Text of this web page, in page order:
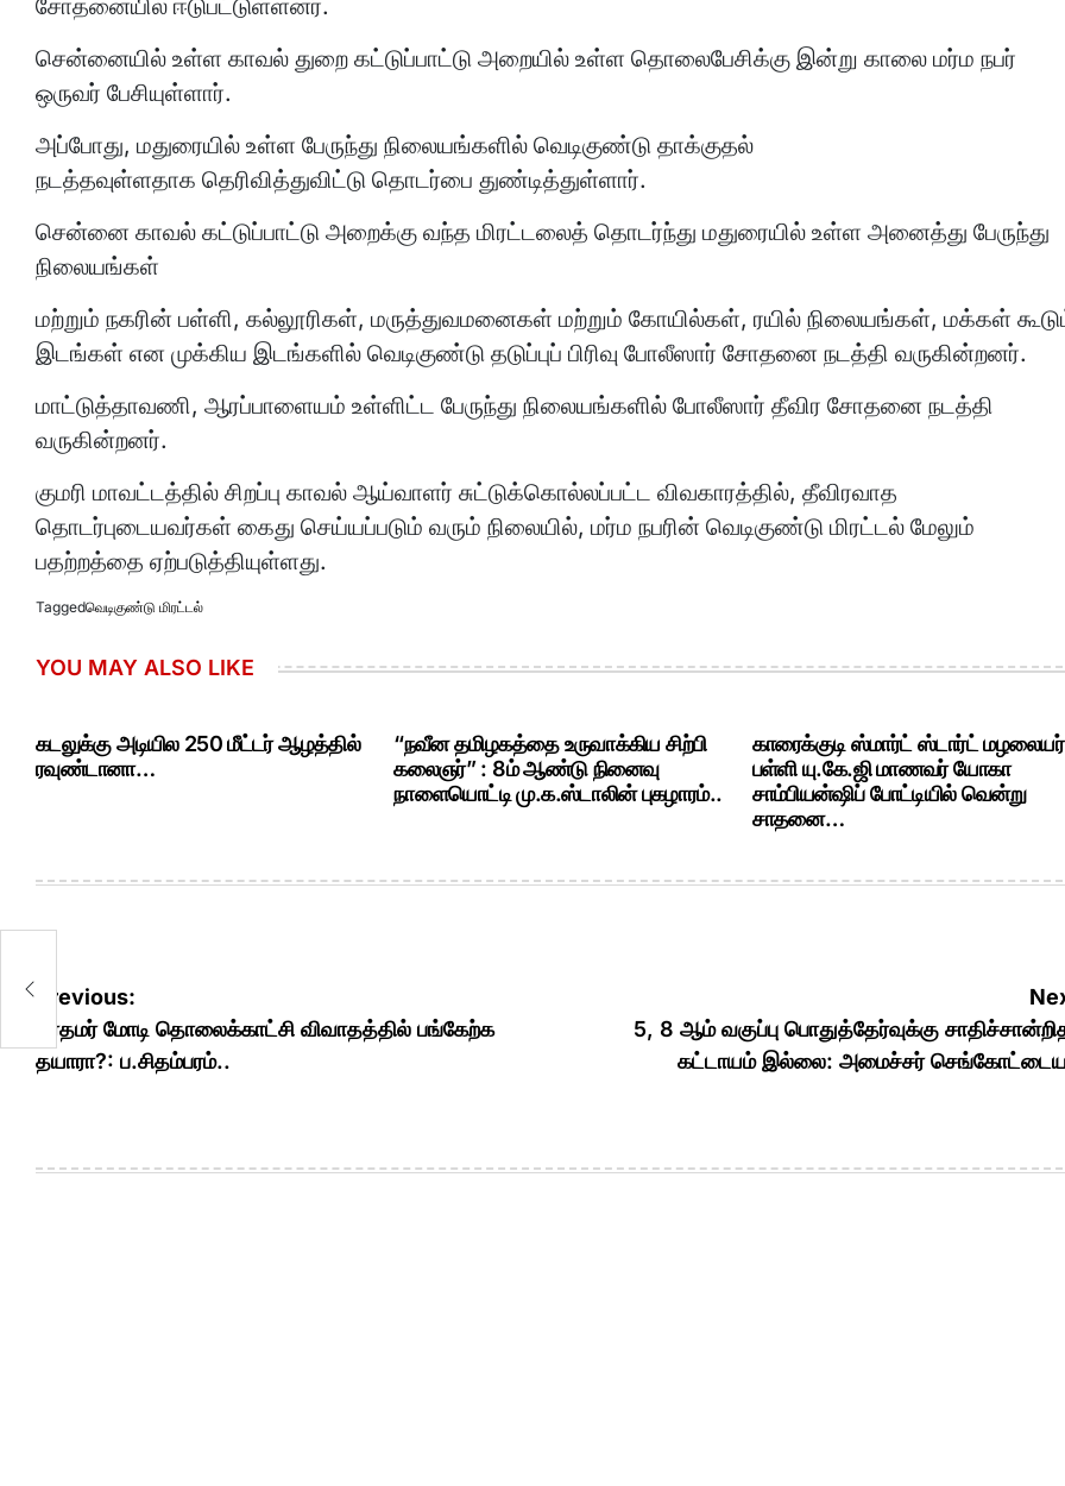
சோதனையில் ஈடுபட்டுள்ளனர்.
சென்னையில் உள்ள காவல் துறை கட்டுப்பாட்டு அறையில் உள்ள தொலைபேசிக்கு இன்று காலை மர்ம நபர்
ஒருவர் பேசியுள்ளார்.
அப்போது, மதுரையில் உள்ள பேருந்து நிலையங்களில் வெடிகுண்டு தாக்குதல்
நடத்தவுள்ளதாக தெரிவித்துவிட்டு தொடர்பை துண்டித்துள்ளார்.
சென்னை காவல் கட்டுப்பாட்டு அறைக்கு வந்த மிரட்டலைத் தொடர்ந்து மதுரையில் உள்ள அனைத்து பேருந்து
நிலையங்கள்
மற்றும் நகரின் பள்ளி, கல்லூரிகள், மருத்துவமனைகள் மற்றும் கோயில்கள், ரயில் நிலையங்கள், மக்கள்
இடங்கள் என முக்கிய இடங்களில் வெடிகுண்டு தடுப்புப் பிரிவு போலீஸார் சோதனை நடத்தி வருகின்றனர்.
மாட்டுத்தாவணி, ஆரப்பாளையம் உள்ளிட்ட பேருந்து நிலையங்களில் போலீஸார் தீவிர சோதனை நடத்தி
வருகின்றனர்.
குமரி மாவட்டத்தில் சிறப்பு காவல் ஆய்வாளர் சுட்டுக்கொல்லப்பட்ட விவகாரத்தில், தீவிரவாத
தொடர்புடையவர்கள் கைது செய்யப்படும் வரும் நிலையில், மர்ம நபரின் வெடிகுண்டு மிரட்டல் மேலும்
பதற்றத்தை ஏற்படுத்தியுள்ளது.
Taggedவெடிகுண்டு மிரட்டல்
YOU MAY ALSO LIKE
கடலுக்கு அடியில 250 மீட்டர் ஆழத்தில்
ரவுண்டானா…
“நவீன தமிழகத்தை உருவாக்கிய சிற்பி
கலைஞர்” : 8ம் ஆண்டு நினைவு
நாளையொட்டி மு.க.ஸ்டாலின் புகழாரம்..
காரைக்குடி ஸ்மார்ட் ஸ்டார்ட் மழலையர்
பள்ளி யு.கே.ஜி மாணவர் யோகா
சாம்பியன்ஷிப் போட்டியில் வென்று
சாதனை…
Post
navigation
Previous:
பிரதமர் மோடி தொலைக்காட்சி விவாதத்தில் பங்கேற்க
தயாரா?: ப.சிதம்பரம்..
5, 8 ஆம் வகுப்பு பொதுத்தேர்வுக்கு
கட்டாயம் இல்லை: அமைச்சர்